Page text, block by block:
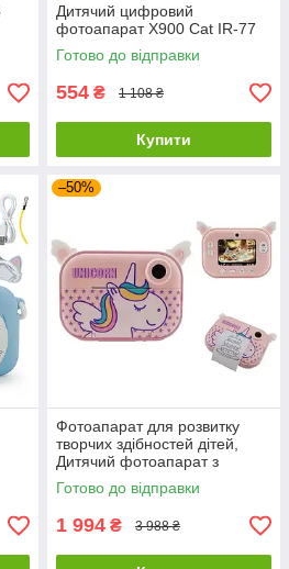
Дитячий цифровий
фотоапарат X900 Cat IR-77
Готово до відправки
554 ₴ 1 108 ₴
Купити
–50%
Фотоапарат для розвитку
творчих здібностей дітей,
Дитячий фотоапарат з
функцією роздруківки OH-55
Готово до відправки
1 994 ₴ 3 988 ₴